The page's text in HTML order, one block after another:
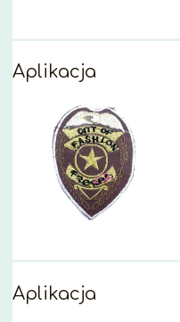
Aplikacja
Aplikacja